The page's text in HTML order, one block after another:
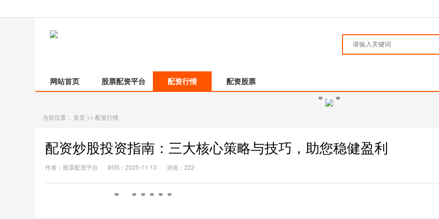
网站首页 股票配资平台 配资行情 配资股票
当前位置： 首页 >> 配资行情
配资炒股投资指南：三大核心策略与技巧，助您稳健盈利
作者：股票配资平台 时间：2025-11-13 浏览：222